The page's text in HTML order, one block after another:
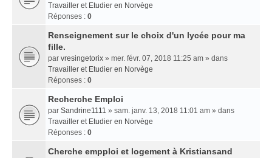
Travailler et Etudier en Norvège
Réponses : 0
Renseignement sur le choix d'un lycée pour ma
fille.
par vresingetorix » mer. févr. 07, 2018 11:25 am » dans
Travailler et Etudier en Norvège
Réponses : 0
Recherche Emploi
par Sandrine1111 » sam. janv. 13, 2018 11:01 am » dans
Travailler et Etudier en Norvège
Réponses : 0
Cherche empploi et logement à Kristiansand